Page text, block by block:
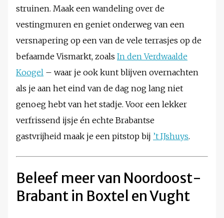
struinen. Maak een wandeling over de
vestingmuren en geniet onderweg van een
versnapering op een van de vele terrasjes op de
befaamde Vismarkt, zoals In den Verdwaalde
Koogel – waar je ook kunt blijven overnachten
als je aan het eind van de dag nog lang niet
genoeg hebt van het stadje. Voor een lekker
verfrissend ijsje én echte Brabantse
gastvrijheid maak je een pitstop bij ’t IJshuys.
Beleef meer van Noordoost-
Brabant in Boxtel en Vught